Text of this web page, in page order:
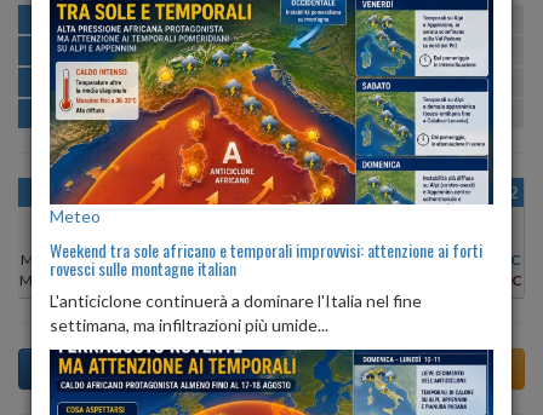
MATTINA min:23º max:27º U:63%
POMERIGGIO min:28º max:30º U:50%
SERA min:26º max:31º U:55%-73%
NOTTE min:23º max:25º U:79%
OGGI
Min: 29°C
Max:32°C
VEN 07
Min: 29°C
Max:30°C
SAB 08
Min:27°C
Max: 29°C
DOM 09
Min:28°C
LUN 10
Min:29°C
MAR 11
Min:29°C
MER 12
Min:
29°C
31°C
Meteo
Weekend tra sole africano e temporali improvvisi: attenzione ai forti
rovesci sulle montagne italian
L'anticiclone continuerà a dominare l'Italia nel fine
settimana, ma infiltrazioni più umide...